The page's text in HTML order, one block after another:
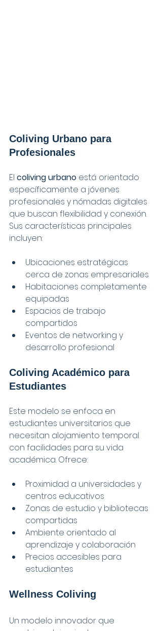
Coliving Urbano para
Profesionales
El coliving urbano está orientado
específicamente a jóvenes
profesionales y nómadas digitales
que buscan flexibilidad y conexión.
Sus características principales
incluyen:
Ubicaciones estratégicas
cerca de zonas empresariales
Habitaciones completamente
equipadas
Espacios de trabajo
compartidos
Eventos de networking y
desarrollo profesional
Coliving Académico para
Estudiantes
Este modelo se enfoca en
estudiantes universitarios que
necesitan alojamiento temporal
con facilidades para su vida
académica. Ofrece:
Proximidad a universidades y
centros educativos
Zonas de estudio y bibliotecas
compartidas
Ambiente orientado al
aprendizaje y colaboración
Precios accesibles para
estudiantes
Wellness Coliving
Un modelo innovador que